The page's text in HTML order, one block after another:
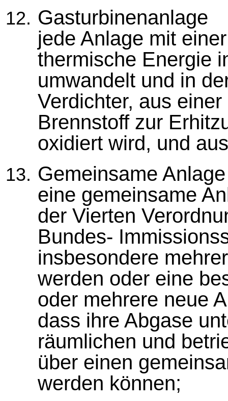
Gasturbinenanlage
jede Anlage mit
thermische Energie
umwandelt und in
Verdichter, aus
Brennstoff zur
oxidiert wird, und
Gemeinsame Anlage
eine gemeinsame
der Vierten
Bundes-
insbesondere
werden oder eine
oder mehrere neue
dass ihre Abgase
räumlichen und
über einen
werden können;